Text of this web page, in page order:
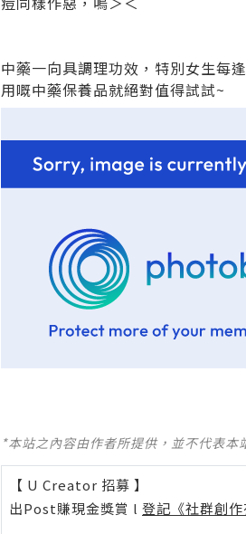
中藥一向具調理功效，特別女生每
用嘅中藥保養品就絕對值得試試~
*本站之內容由作者所提供，並不代表
【 U Creator 招募 】
出Post賺現金獎賞 l 登記《社群創作